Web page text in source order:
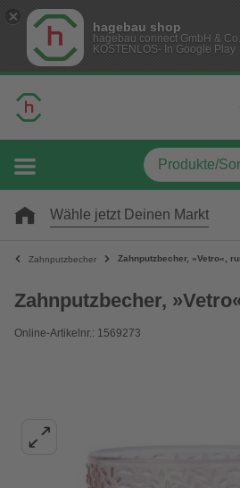
hagebau shop
hagebau connect GmbH &
KOSTENLOS- In Google Play
Wähle jetzt Deinen Markt
Zahnputzbecher Zahnputzbecher, »Vetro«,
Zahnputzbecher,
Online-Artikelnr.: 1569273